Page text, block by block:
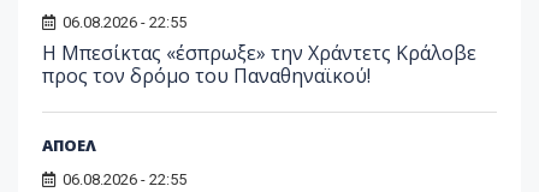
06.08.2026 - 22:55
Η Μπεσίκτας «έσπρωξε» την Χράντετς Κράλοβε
προς τον δρόμο του Παναθηναϊκού!
ΑΠΟΕΛ
06.08.2026 - 22:55